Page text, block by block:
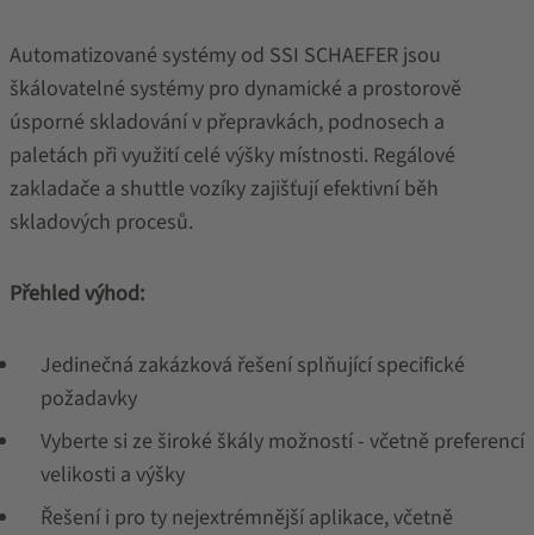
Automatizované systémy od SSI SCHAEFER jsou
škálovatelné systémy pro dynamické a prostorově
úsporné skladování v přepravkách, podnosech a
paletách při využití celé výšky místnosti. Regálové
zakladače a shuttle vozíky zajišťují efektivní běh
skladových procesů.
Přehled výhod:
Jedinečná zakázková řešení splňující specifické
požadavky
Vyberte si ze široké škály možností - včetně preferencí
velikosti a výšky
Řešení i pro ty nejextrémnější aplikace, včetně